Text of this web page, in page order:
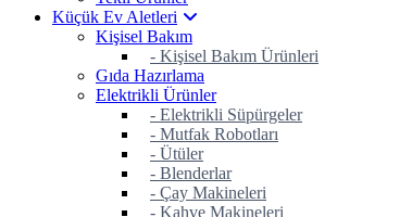
Küçük Ev Aletleri
Kişisel Bakım
- Kişisel Bakım Ürünleri
Gıda Hazırlama
Elektrikli Ürünler
- Elektrikli Süpürgeler
- Mutfak Robotları
- Ütüler
- Blenderlar
- Çay Makineleri
- Kahve Makineleri